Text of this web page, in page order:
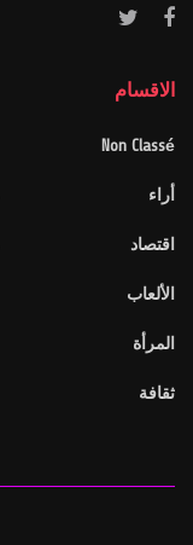
الاقسام
Non Classé
أراء
اقتصاد
الألعاب
المرأة
ثقافة